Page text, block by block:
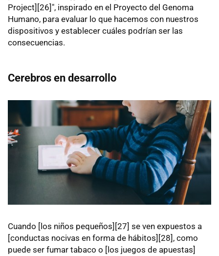
Project][26]", inspirado en el Proyecto del Genoma
Humano, para evaluar lo que hacemos con nuestros
dispositivos y establecer cuáles podrían ser las
consecuencias.
Cerebros en desarrollo
Cuando [los niños pequeños][27] se ven expuestos a
[conductas nocivas en forma de hábitos][28], como
puede ser fumar tabaco o [los juegos de apuestas]